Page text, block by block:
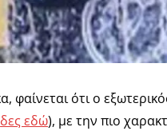
φαίνεται ότι ο
δες εδώ), με την πιο